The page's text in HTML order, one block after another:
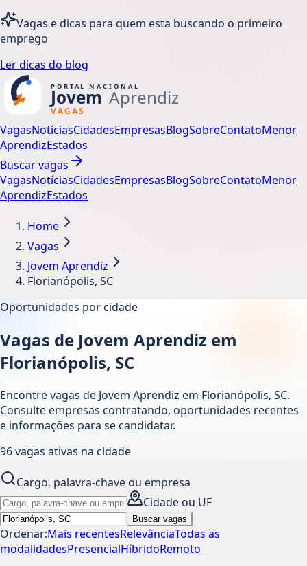
Vagas e dicas para quem esta buscando o primeiro
emprego
Ler dicas do blog
VagasNotíciasCidadesEmpresasBlogSobreContatoMenor
AprendizEstados
Buscar vagas
VagasNotíciasCidadesEmpresasBlogSobreContatoMenor
AprendizEstados
Home
Vagas
Jovem Aprendiz
Florianópolis, SC
Oportunidades por cidade
Vagas de Jovem Aprendiz em
Florianópolis, SC
Encontre vagas de Jovem Aprendiz em Florianópolis, SC.
Consulte empresas contratando, oportunidades recentes
e informações para se candidatar.
96vagas ativas na cidade
Cargo, palavra-chave ou empresa
Cidade ou UF
Buscar vagas
Ordenar:Mais recentesRelevânciaTodas as
modalidadesPresencialHíbridoRemoto